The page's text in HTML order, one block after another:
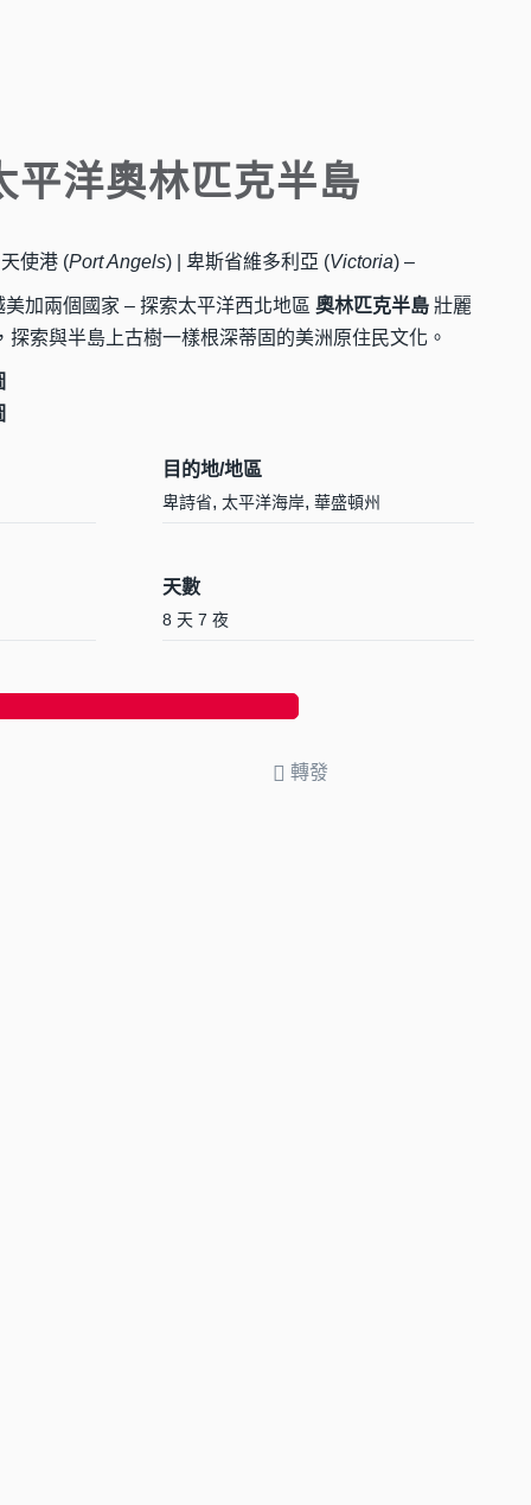
平洋奧林匹克半島
使港 (Port Angels) | 卑斯省維多利亞 (Victoria) –
加兩個國家 – 探索太平洋西北地區 奧林匹克半島 壯麗
探索與半島上古樹一樣根深蒂固的美洲原住民文化。
目的地/地區
卑詩省, 太平洋海岸, 華盛頓州
天數
8 天 7 夜
轉發